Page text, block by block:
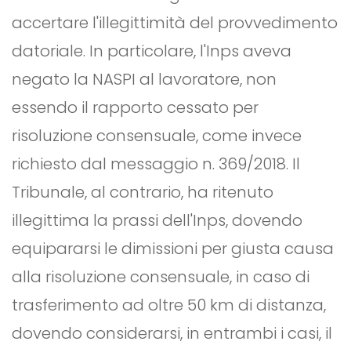
accertare l'illegittimità del provvedimento
datoriale. In particolare, l'Inps aveva
negato la NASPI al lavoratore, non
essendo il rapporto cessato per
risoluzione consensuale, come invece
richiesto dal messaggio n. 369/2018. Il
Tribunale, al contrario, ha ritenuto
illegittima la prassi dell'Inps, dovendo
equipararsi le dimissioni per giusta causa
alla risoluzione consensuale, in caso di
trasferimento ad oltre 50 km di distanza,
dovendo considerarsi, in entrambi i casi, il